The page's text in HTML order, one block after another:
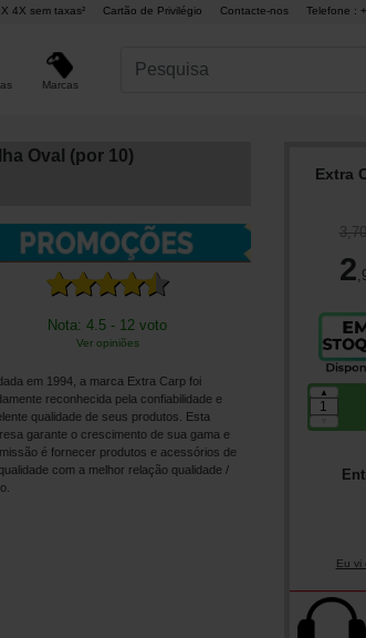
4X sem taxas² Cartão de Privilégio Contacte-nos Telefone :
Marcas
Oval (por 10)
Nota: 4.5 - 12 voto
Ver opiniões
em 1994, a marca Extra Carp foi
reconhecida pela confiabilidade e
qualidade de seus produtos. Esta
garante o crescimento de sua gama e
é fornecer produtos e acessórios de
com a melhor relação qualidade /
Extra
3,70
2
▲
Eu vi